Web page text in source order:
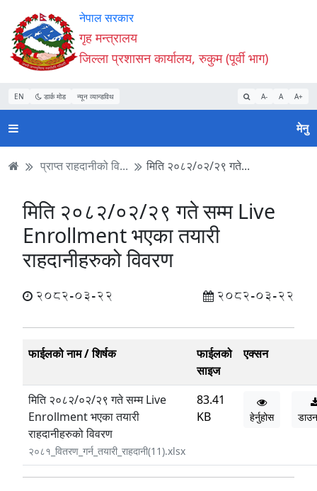
Accessibility
Mode
सुरु
गर्नुहोस्
सामाग्री
पढ्नुहाेस्
नेभिगेसन
पढ्नुहाेस्
वेबसाइट
खोजमा
जानुहोस्
नेपाल सरकार
गृह मन्त्रालय
जिल्ला प्रशासन कार्यालय, रुकुम (पूर्वी भाग)
EN डार्क मोड न्यून व्यान्डविथ A- A A+
मेनु
प्राप्त राहदानीको वि... मिति २०८२/०२/२९ गते...
मिति २०८२/०२/२९ गते सम्म Live
Enrollment भएका तयारी
राहदानीहरुको विवरण
2082-03-22 2082-03-22
फाईलको नाम / शिर्षक
फाईलको
साइज
एक्सन
मिति २०८२/०२/२९ गते सम्म Live
Enrollment भएका तयारी
राहदानीहरुको विवरण
२०८१_वितरण_गर्न_तयारी_राहदानी(11).xlsx
83.41
KB
हेर्नुहोस